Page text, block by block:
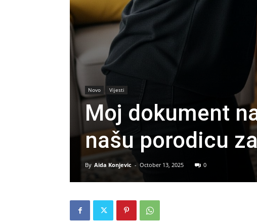
Novo Vijesti
Moj dokument
našu porodicu
By Aida Konjevic - October 13, 2025 0